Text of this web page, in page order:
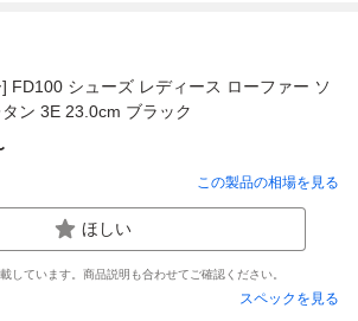
FD100 シューズ レディース ローファー ソ
ン 3E 23.0cm ブラック
この製品の相場を見る
ほしい
しています。商品説明も合わせてご確認ください。
スペックを見る